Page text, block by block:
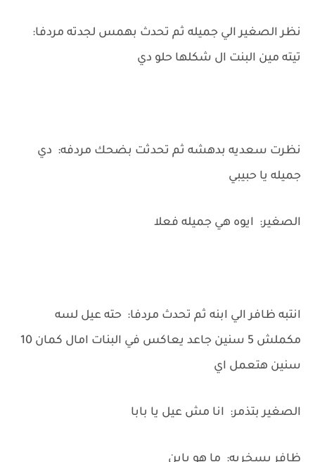
نظر الصغير الي جميله ثم تحدث بهمس لجدته مردفا:
تيته مين البنت ال شكلها حلو دي
نظرت سعديه بدهشه ثم تحدثت بضحك مردفه: دي
جميله يا حبيبي
الصغير: ايوه هي جميله فعلا
انتبه ظافر الي ابنه ثم تحدث مردفا: حته عيل لسه
مكملش 5 سنين جاعد يعاكس في البنات امال كمان 10
سنين هتعمل اي
الصغير بتذمر: انا مش عيل يا بابا
ظافر بسخريه: ما هو باين